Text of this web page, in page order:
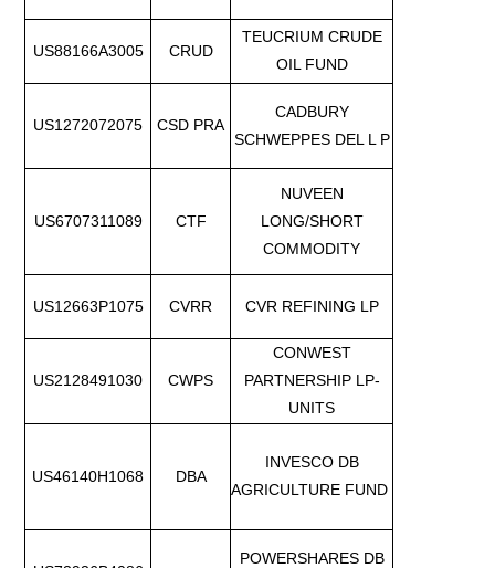
US88166A3005 CRUD
TEUCRIUM CRUDE
OIL FUND
US1272072075 CSD PRA
CADBURY
SCHWEPPES DEL L P
US6707311089 CTF
NUVEEN
LONG/SHORT
COMMODITY
US12663P1075 CVRR CVR REFINING LP
US2128491030 CWPS
CONWEST
PARTNERSHIP LP-
UNITS
US46140H1068 DBA
INVESCO DB
AGRICULTURE FUND
POWERSHARES DB